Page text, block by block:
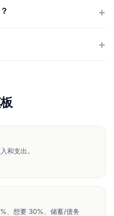
和支出。
、想要 30%、储蓄/债务